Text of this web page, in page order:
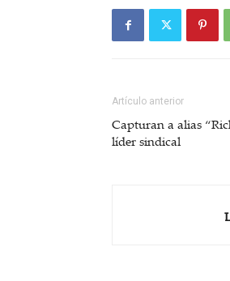
Artículo anterior
Capturan a alias
líder sindical